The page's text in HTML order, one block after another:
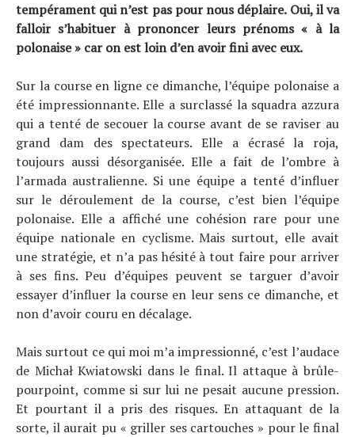
tempérament qui n’est pas pour nous déplaire. Oui, il va
falloir s’habituer à prononcer leurs prénoms « à la
polonaise » car on est loin d’en avoir fini avec eux.
Sur la course en ligne ce dimanche, l’équipe polonaise a
été impressionnante. Elle a surclassé la squadra azzura
qui a tenté de secouer la course avant de se raviser au
grand dam des spectateurs. Elle a écrasé la roja,
toujours aussi désorganisée. Elle a fait de l’ombre à
l’armada australienne. Si une équipe a tenté d’influer
sur le déroulement de la course, c’est bien l’équipe
polonaise. Elle a affiché une cohésion rare pour une
équipe nationale en cyclisme. Mais surtout, elle avait
une stratégie, et n’a pas hésité à tout faire pour arriver
à ses fins. Peu d’équipes peuvent se targuer d’avoir
essayer d’influer la course en leur sens ce dimanche, et
non d’avoir couru en décalage.
Mais surtout ce qui moi m’a impressionné, c’est l’audace
de Michał Kwiatowski dans le final. Il attaque à brûle-
pourpoint, comme si sur lui ne pesait aucune pression.
Et pourtant il a pris des risques. En attaquant de la
sorte, il aurait pu « griller ses cartouches » pour le final
Conseils
Tendances
À propos